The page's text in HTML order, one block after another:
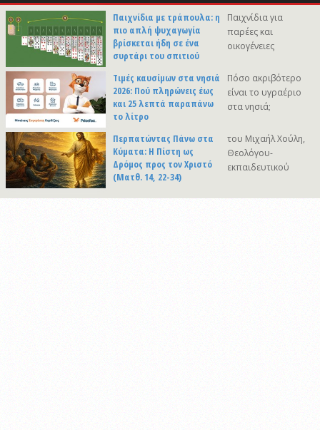
Παιχνίδια με τράπουλα: η
πιο απλή ψυχαγωγία
βρίσκεται ήδη σε ένα
συρτάρι του σπιτιού
Παιχνίδια για
παρέες και
οικογένειες
Τιμές καυσίμων στα νησιά
2026: Πού πληρώνεις έως
και 25 λεπτά παραπάνω
το λίτρο
Πόσο ακριβότερο
είναι το υγραέριο
στα νησιά;
Περπατώντας Πάνω στα
Κύματα: Η Πίστη ως
Δρόμος προς τον Χριστό
(Ματθ. 14, 22-34)
του Μιχαήλ Χούλη,
Θεολόγου-
εκπαιδευτικού